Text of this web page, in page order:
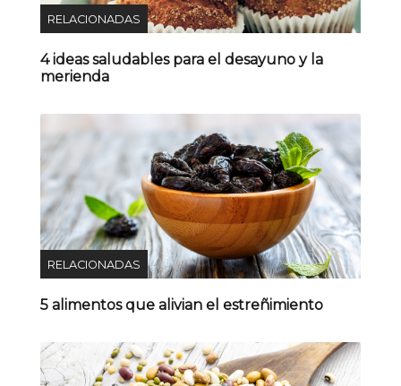
RELACIONADAS
4 ideas saludables para el desayuno y la
merienda
RELACIONADAS
5 alimentos que alivian el estreñimiento